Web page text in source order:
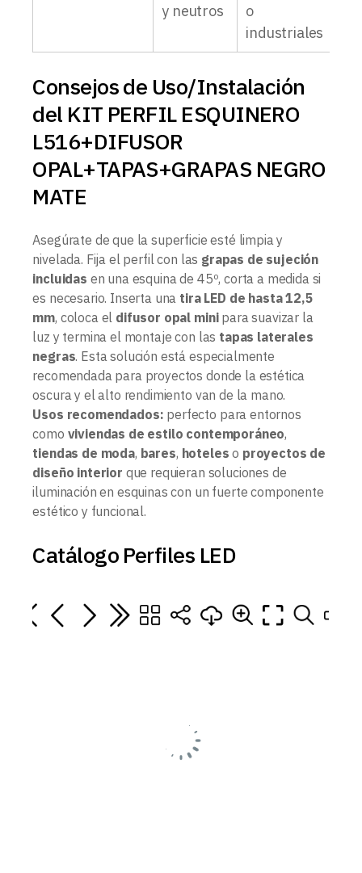
y neutros
o
industriales
Consejos de Uso/Instalación
del KIT PERFIL ESQUINERO
L516+DIFUSOR
OPAL+TAPAS+GRAPAS NEGRO
MATE
Asegúrate de que la superficie esté limpia y
nivelada. Fija el perfil con las grapas de sujeción
incluidas en una esquina de 45º, corta a medida si
es necesario. Inserta una tira LED de hasta 12,5
mm, coloca el difusor opal minipara suavizar la
luz y termina el montaje con las tapas laterales
negras. Esta solución está especialmente
recomendada para proyectos donde la estética
oscura y el alto rendimiento van de la mano.
Usos recomendados: perfecto para entornos
como viviendas de estilo contemporáneo,
tiendas de moda, bares, hoteles o proyectos de
diseño interior que requieran soluciones de
iluminación en esquinas con un fuerte componente
estético y funcional.
Catálogo Perfiles LED